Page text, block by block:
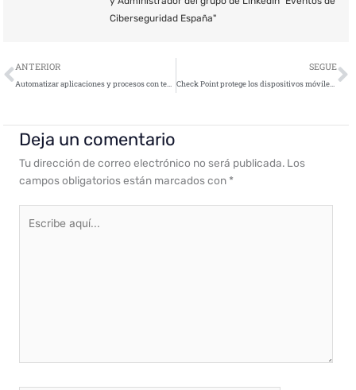
Ciberseguridad España"
Ant
ANTERIOR
Automatizar aplicaciones y procesos con tecnologías en la nube permite a las empresas doblar la frecuencia de actualización de su software
SEGUE
Check Point protege los dispositivos móviles de los empleados de Mutua Universal
Deja un comentario
Tu dirección de correo electrónico no será publicada. Los
campos obligatorios están marcados con *
aquí...